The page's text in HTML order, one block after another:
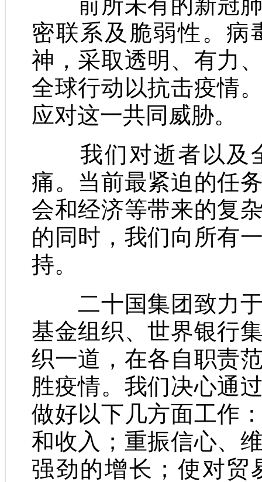
密联系及脆弱性。病
神，采取透明、有力
全球行动以抗击疫情
应对这一共同威胁。
我们对逝者以及
痛。当前最紧迫的任
会和经济等带来的复
的同时，我们向所有
持。
二十国集团致力于
基金组织、世界银行
织一道，在各自职责
胜疫情。我们决心通
做好以下几方面工作
和收入；重振信心、
强劲的增长；使对贸